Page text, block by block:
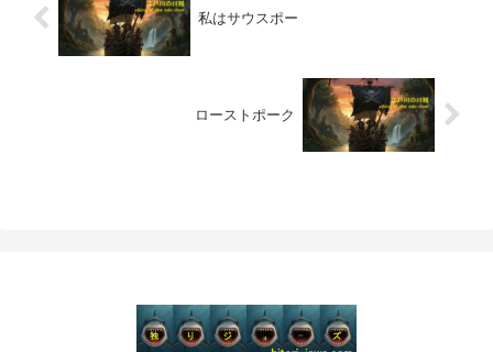
私はサウスポー
ローストポーク